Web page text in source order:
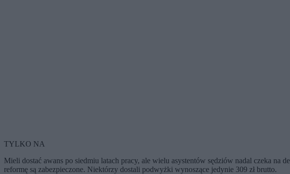
TYLKO NA
Mieli dostać awans po siedmiu latach pracy, ale wielu asystentów sędziów nadal czeka na
reformę są zabezpieczone. Niektórzy dostali podwyżki wynoszące jedynie 309 zł brutto.